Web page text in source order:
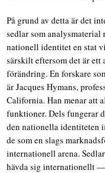
På grund av detta är det
sedlar som
nationell identitet en stat
särskilt eftersom det är ett
förändring. En forskare
är Jacques Hymans,
California. Han menar att
funktioner. Dels fungerar
den nationella identiteten
de som en slags
internationell arena.
hävda sig internationellt